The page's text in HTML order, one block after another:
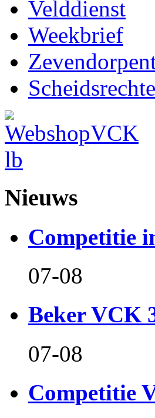
Velddienst
Weekbrief
Nieuws
Competitie
07-08
Beker VCK
07-08
Competitie